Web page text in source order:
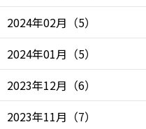
2024年02月 （5）
2024年01月 （5）
2023年12月 （6）
2023年11月 （7）